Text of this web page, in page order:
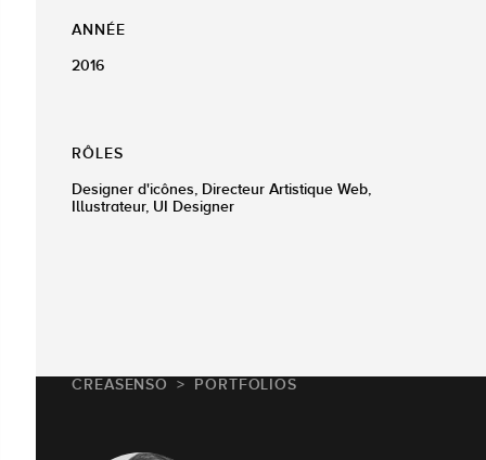
ANNÉE
2016
RÔLES
Designer d'icônes, Directeur Artistique Web,
Illustrateur, UI Designer
CREASENSO PORTFOLIOS